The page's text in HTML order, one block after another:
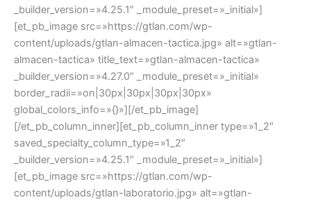
_builder_version=»4.25.1″ _module_preset=»_initial»]
[et_pb_image src=»https://gtlan.com/wp-
content/uploads/gtlan-almacen-tactica.jpg» alt=»gtlan-
almacen-tactica» title_text=»gtlan-almacen-tactica»
_builder_version=»4.27.0″ _module_preset=»_initial»
border_radii=»on|30px|30px|30px|30px»
global_colors_info=»{}»][/et_pb_image]
[/et_pb_column_inner][et_pb_column_inner type=»1_2″
saved_specialty_column_type=»1_2″
_builder_version=»4.25.1″ _module_preset=»_initial»]
[et_pb_image src=»https://gtlan.com/wp-
content/uploads/gtlan-laboratorio.jpg» alt=»gtlan-